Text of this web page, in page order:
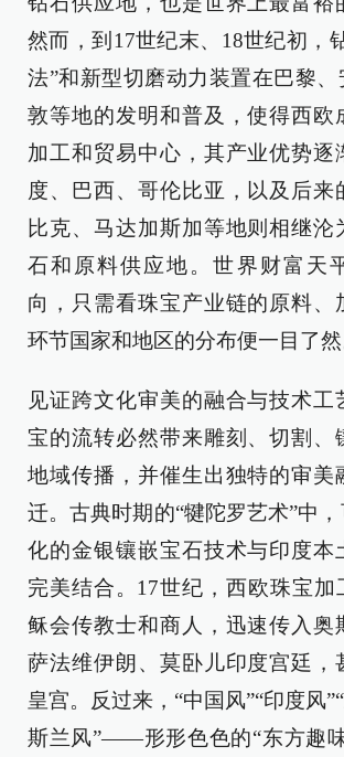
然而，到17世纪末、18世纪初，
法”和新型切磨动力装置在巴黎
敦等地的发明和普及，使得西欧
加工和贸易中心，其产业优势逐
度、巴西、哥伦比亚，以及后来
比克、马达加斯加等地则相继沦
石和原料供应地。世界财富天
向，只需看珠宝产业链的原料、
环节国家和地区的分布便一目了然
见证跨文化审美的融合与技术工
宝的流转必然带来雕刻、切割、
地域传播，并催生出独特的审美
迁。古典时期的“犍陀罗艺术”中
化的金银镶嵌宝石技术与印度本
完美结合。17世纪，西欧珠宝加
稣会传教士和商人，迅速传入奥
萨法维伊朗、莫卧儿印度宫廷，
皇宫。反过来，“中国风”“印度风
斯兰风”——形形色色的“东方趣